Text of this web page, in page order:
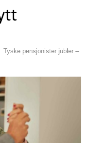
Tyske pensjonister jubler –